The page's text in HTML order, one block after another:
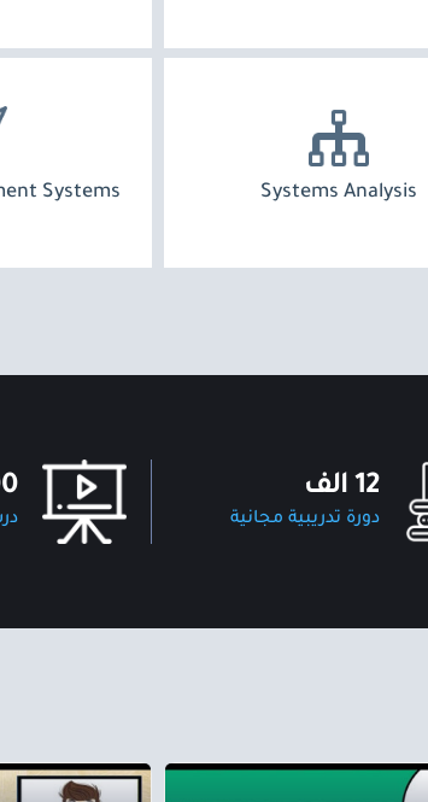
Systems Analysis
Systems
12 الف
دورة تدريبية مجانية